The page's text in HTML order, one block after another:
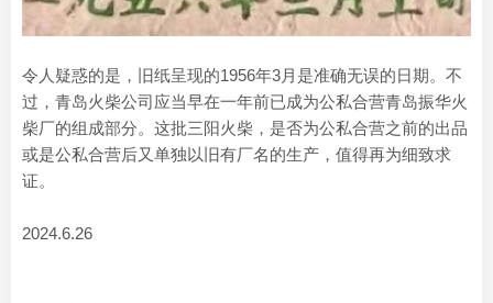
令人疑惑的是，旧纸呈现的1956年3月是准确无误的日期。不
过，青岛火柴公司应当早在一年前已成为公私合营青岛振华火
柴厂的组成部分。这批三阳火柴，是否为公私合营之前的出品
或是公私合营后又单独以旧有厂名的生产，值得再为细致求
证。
2024.6.26